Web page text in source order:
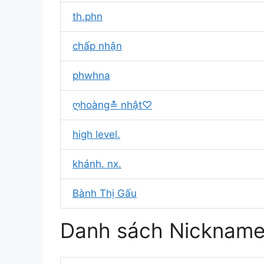
th.phn
chấp nhận
phwhna
ღhoàng≛ nhật♡
high level.
khánh. nx.
Bành Thị Gấu
Danh sách